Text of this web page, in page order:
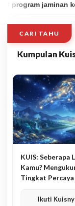
program jaminan
CARI TAHU
Kumpulan
KUIS: Seberapa
Kamu?
Tingkat Percaya
Ikuti